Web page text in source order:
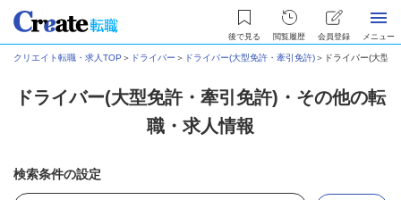
後で見る 閲覧履歴 会員登録 メニュー
クリエイト転職・求人TOP ＞ ドライバー ＞ ドライバー(大型免許・牽引免許)＞ ドライバー(大型
ドライバー(大型免許・牽引免許)・その他の転
職・求人情報
検索条件の設定